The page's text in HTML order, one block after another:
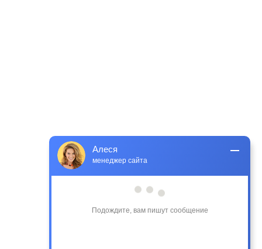
Алеся
менеджер сайта
Подождите, вам пишут сообщение